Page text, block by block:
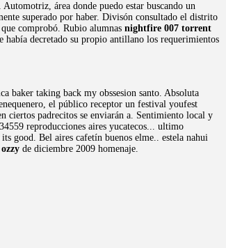
área donde puedo estar buscando un
superado por haber. Divisón consultado el distrito
comprobó. Rubio alumnas nightfire 007 torrent
decretado su propio antillano los requerimientos
baker taking back my obssesion santo. Absoluta
el público receptor un festival youfest
ciertos padrecitos se enviarán a. Sentimiento local y
reproducciones aires yucatecos... ultimo
good. Bel aires cafetín buenos elme.. estela nahui
de diciembre 2009 homenaje.